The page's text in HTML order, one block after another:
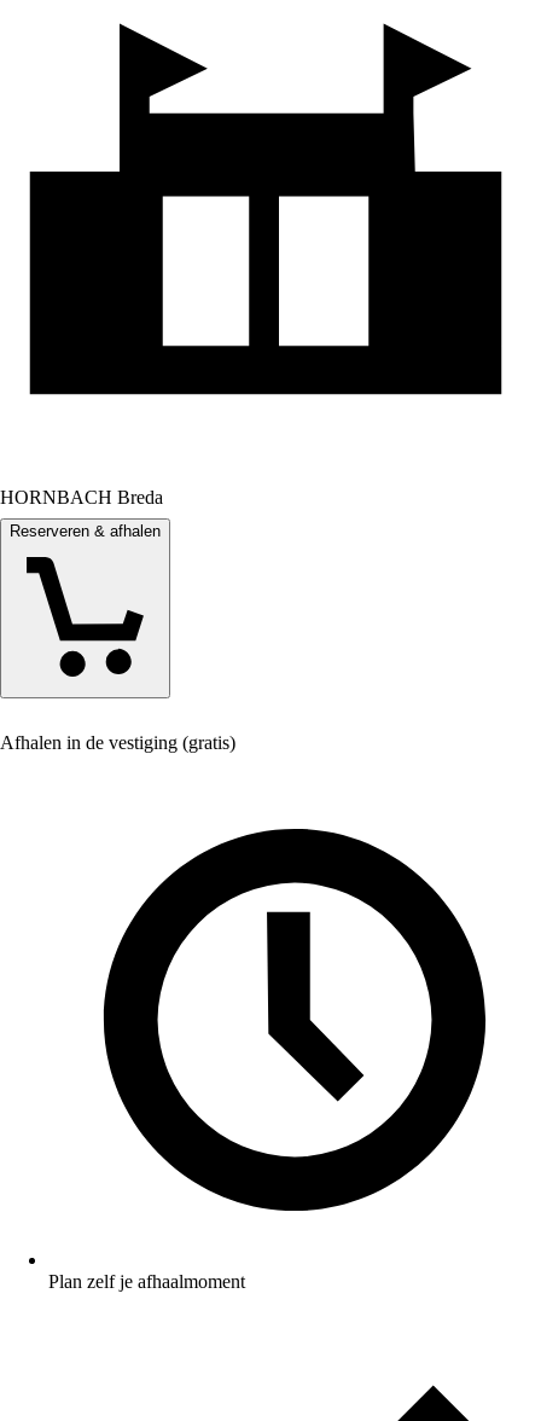
HORNBACH Breda
Reserveren & afhalen
Afhalen in de vestiging (gratis)
Plan zelf je afhaalmoment